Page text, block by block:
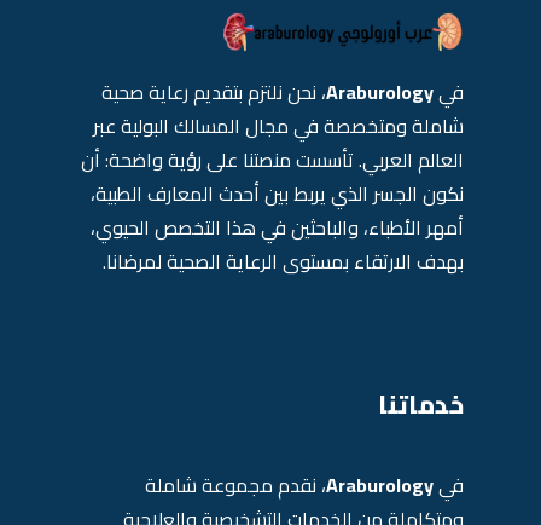
فيAraburology، نحن نلتزم بتقديم رعاية صحية
شاملة ومتخصصة في مجال المسالك البولية عبر
العالم العربي. تأسست منصتنا على رؤية واضحة: أن
نكون الجسر الذي يربط بين أحدث المعارف الطبية،
أمهر الأطباء، والباحثين في هذا التخصص الحيوي،
بهدف الارتقاء بمستوى الرعاية الصحية لمرضانا.
خدماتنا
فيAraburology، نقدم مجموعة شاملة